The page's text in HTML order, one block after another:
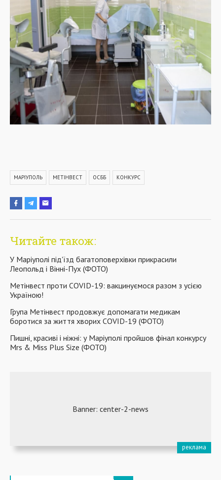
МАРІУПОЛЬ МЕТІНВЕСТ ОСББ КОНКУРС
Читайте також:
У Маріуполі під'їзд багатоповерхівки прикрасили
Леопольд і Вінні-Пух (ФОТО)
Метінвест проти COVID-19: вакцинуємося разом з усією
Україною!
Група Метінвест продовжує допомагати медикам
боротися за життя хворих COVID-19 (ФОТО)
Пишні, красиві і ніжні: у Маріуполі пройшов фінал конкурсу
Mrs & Miss Plus Size (ФОТО)